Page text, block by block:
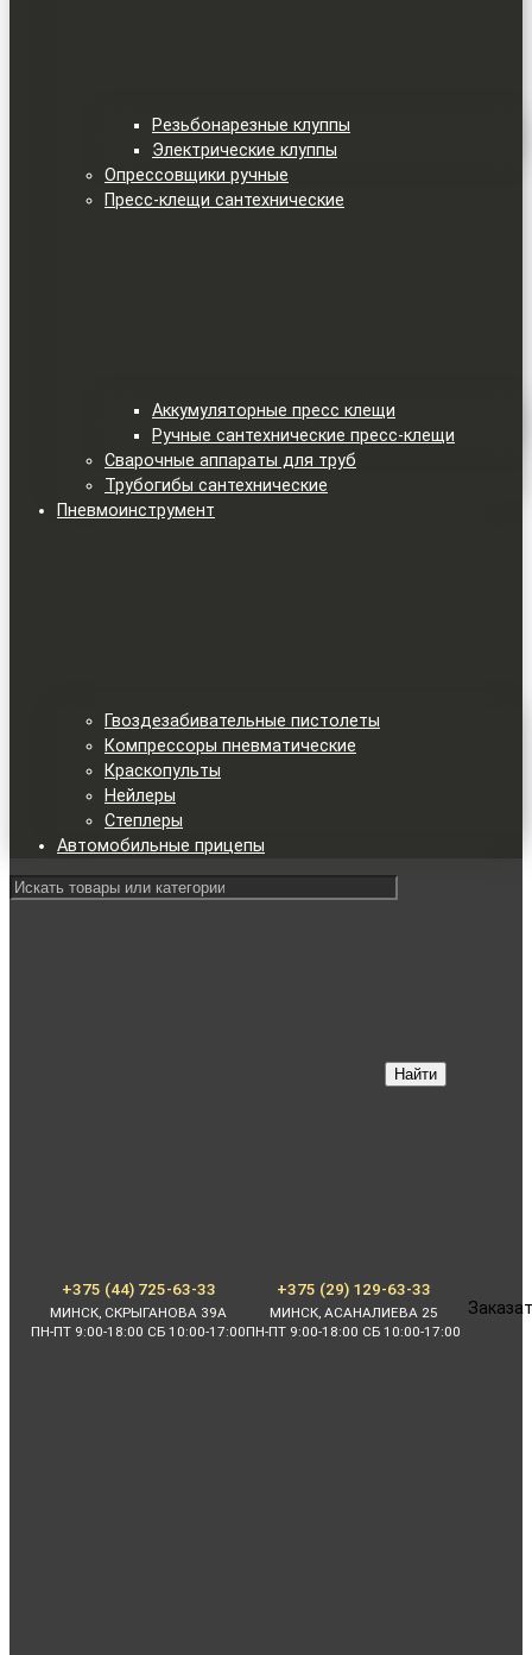
Резьбонарезные клуппы
Электрические клуппы
Опрессовщики ручные
Пресс-клещи сантехнические
Аккумуляторные пресс клещи
Ручные сантехнические пресс-клещи
Сварочные аппараты для труб
Трубогибы сантехнические
Пневмоинструмент
Гвоздезабивательные пистолеты
Компрессоры пневматические
Краскопульты
Нейлеры
Степлеры
Автомобильные прицепы
Найти
+375 (44) 725-63-33
МИНСК, СКРЫГАНОВА 39А
ПН-ПТ 9:00-18:00 СБ 10:00-17:00
+375 (29) 129-63-33
МИНСК, АСАНАЛИЕВА 25
ПН-ПТ 9:00-18:00 СБ 10:00-17:00